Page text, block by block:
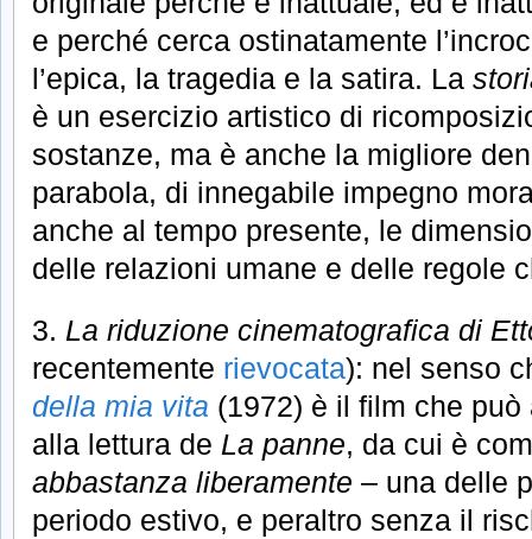
e perché cerca ostinatamente
l’epica, la tragedia e la satira. La
è un esercizio artistico di
sostanze, ma è anche la migliore
parabola, di innegabile impegno
anche al tempo presente, le
delle relazioni umane e delle regole
3. La riduzione cinematografica di
recentemente rievocata): nel senso
della mia vita (1972) è il film che
alla lettura de La panne, da cui è
abbastanza liberamente – una delle
periodo estivo, e peraltro senza il